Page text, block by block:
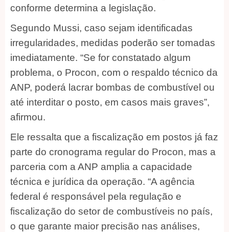
conforme determina a legislação.
Segundo Mussi, caso sejam identificadas
irregularidades, medidas poderão ser tomadas
imediatamente. “Se for constatado algum
problema, o Procon, com o respaldo técnico da
ANP, poderá lacrar bombas de combustível ou
até interditar o posto, em casos mais graves”,
afirmou.
Ele ressalta que a fiscalização em postos já faz
parte do cronograma regular do Procon, mas a
parceria com a ANP amplia a capacidade
técnica e jurídica da operação. “A agência
federal é responsável pela regulação e
fiscalização do setor de combustíveis no país,
o que garante maior precisão nas análises,